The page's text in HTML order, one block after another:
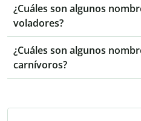
¿Cuáles son algunos
voladores?
¿Cuáles son algunos
carnívoros?